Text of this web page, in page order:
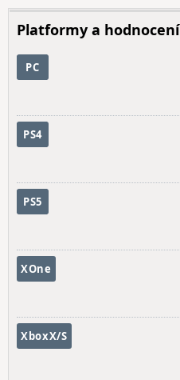
Platformy a hodnocení
PC
PS4
PS5
XOne
XboxX/S